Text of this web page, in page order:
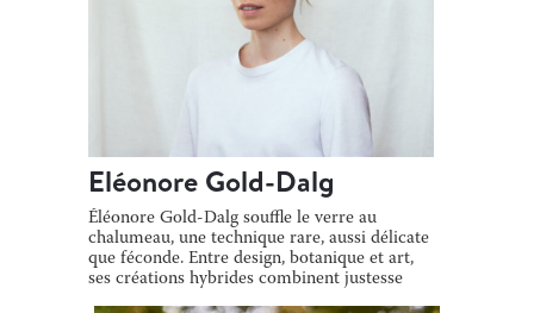
Eléonore Gold-Dalg
Éléonore Gold-Dalg souffle le verre au
chalumeau, une technique rare, aussi délicate
que féconde. Entre design, botanique et art,
ses créations hybrides combinent justesse